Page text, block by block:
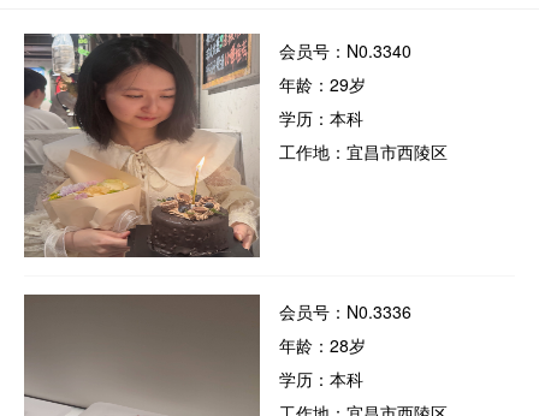
会员号：N0.3340
年龄：29岁
学历：本科
工作地：宜昌市西陵区
会员号：N0.3336
年龄：28岁
学历：本科